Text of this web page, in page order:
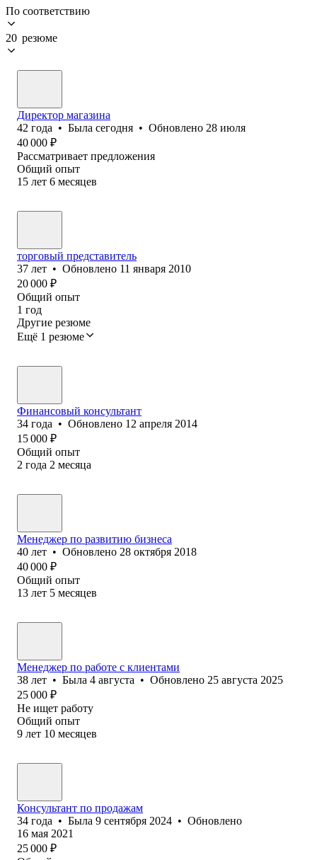
По соответствию
20 резюме
Директор магазина
42 года • Была сегодня • Обновлено 28 июля
40 000 ₽
Рассматривает предложения
Общий опыт
15 лет 6 месяцев
торговый представитель
37 лет • Обновлено 11 января 2010
20 000 ₽
Общий опыт
1 год
Другие резюме
Ещё 1 резюме
Финансовый консультант
34 года • Обновлено 12 апреля 2014
15 000 ₽
Общий опыт
2 года 2 месяца
Менеджер по развитию бизнеса
40 лет • Обновлено 28 октября 2018
40 000 ₽
Общий опыт
13 лет 5 месяцев
Менеджер по работе с клиентами
38 лет • Была 4 августа • Обновлено 25 августа 2025
25 000 ₽
Не ищет работу
Общий опыт
9 лет 10 месяцев
Консультант по продажам
34 года • Была 9 сентября 2024 • Обновлено
16 мая 2021
25 000 ₽